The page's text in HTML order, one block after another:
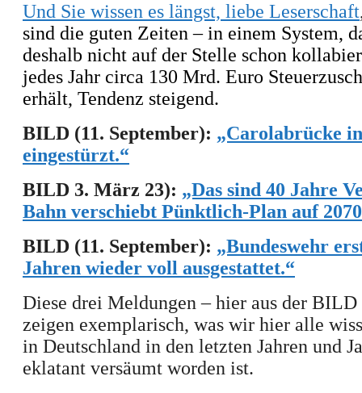
Und Sie wissen es längst, liebe Leserschaft
sind die guten Zeiten – in einem System,
deshalb nicht auf der Stelle schon
jedes Jahr circa 130 Mrd. Euro
erhält, Tendenz steigend.
BILD (11. September): „Carolabrücke
eingestürzt.“
BILD 3. März 23): „Das sind 40 Jahre
Bahn verschiebt Pünktlich-Plan auf
BILD (11. September): „Bundeswehr
Jahren wieder voll ausgestattet.“
Diese drei Meldungen – hier aus der
zeigen exemplarisch, was wir hier alle
in Deutschland in den letzten Jahren und
eklatant versäumt worden ist.